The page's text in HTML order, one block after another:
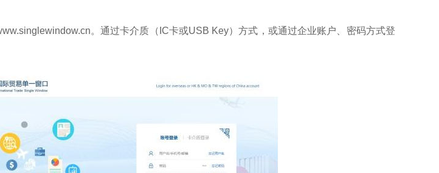
。通过卡介质（IC卡或USB Key）方式，或通过企业账户、密码方式登